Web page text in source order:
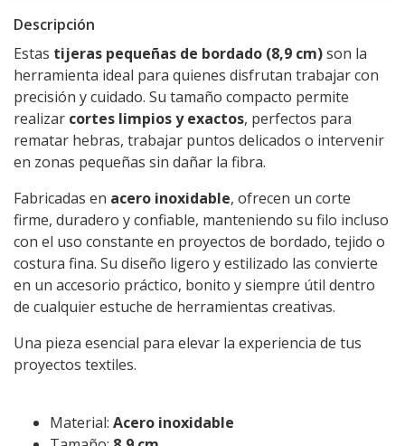
Descripción
Estas tijeras pequeñas de bordado (8,9 cm)son la
herramienta ideal para quienes disfrutan trabajar con
precisión y cuidado. Su tamaño compacto permite
realizar cortes limpios y exactos, perfectos para
rematar hebras, trabajar puntos delicados o intervenir
en zonas pequeñas sin dañar la fibra.
Fabricadas en acero inoxidable, ofrecen un corte
firme, duradero y confiable, manteniendo su filo incluso
con el uso constante en proyectos de bordado, tejido o
costura fina. Su diseño ligero y estilizado las convierte
en un accesorio práctico, bonito y siempre útil dentro
de cualquier estuche de herramientas creativas.
Una pieza esencial para elevar la experiencia de tus
proyectos textiles.
Material: Acero inoxidable